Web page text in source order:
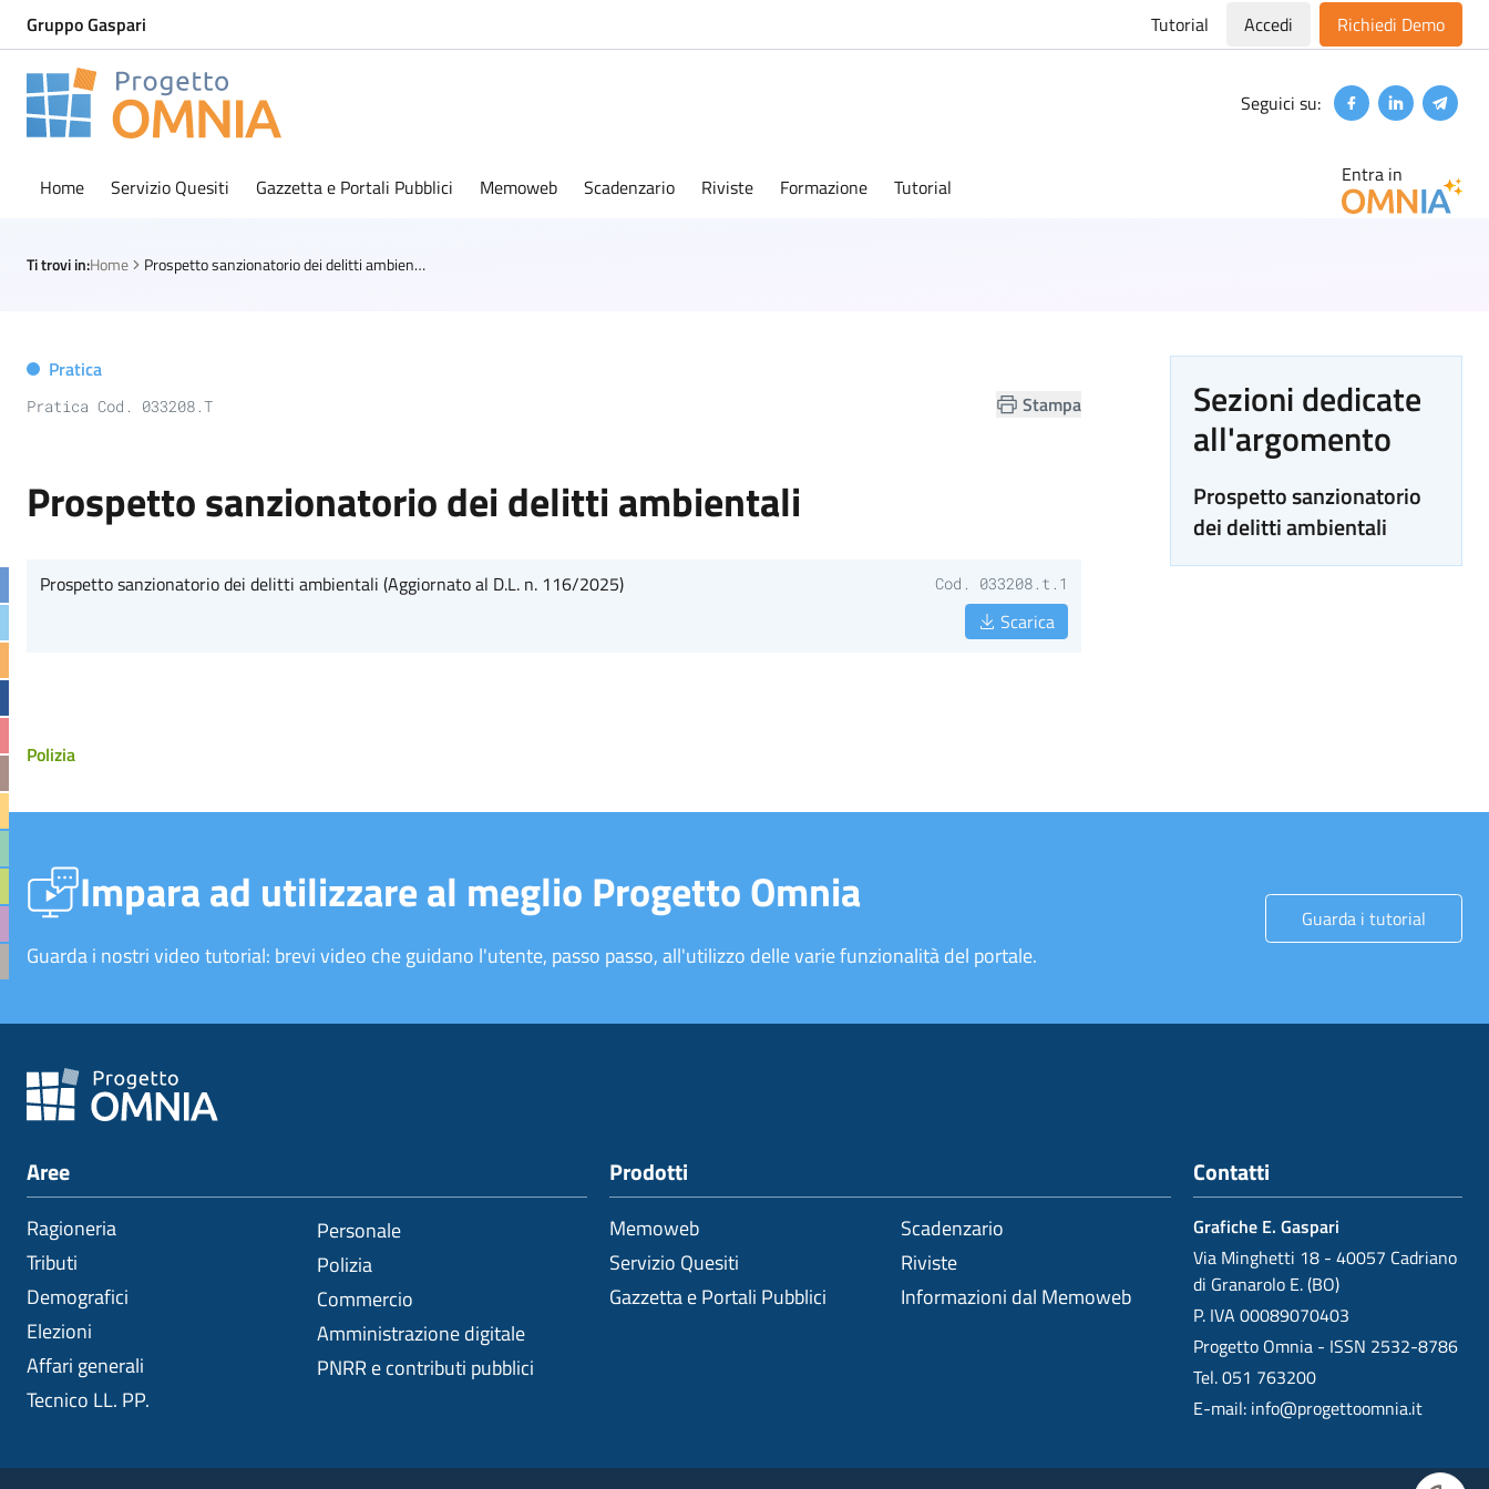
Gruppo Gaspari Tutorial Accedi Richiedi Demo
Progetto Omnia
Seguici su: FacebookLinkedin
Home Servizio Quesiti Gazzetta e Portali Pubblici Memoweb Scadenzario Riviste Formazione Tutorial Entra in
Ti trovi in:Home Prospetto sanzionatorio dei delitti ambientali
Pratica
Pratica Cod. 033208.T Stampa
Prospetto sanzionatorio dei delitti ambientali
Cod. 033208.t.1
Prospetto sanzionatorio dei delitti ambientali (Aggiornato al D.L. n. 116/2025)
Scarica
Sezioni dedicate
all'argomento
Prospetto sanzionatorio
dei delitti ambientali
Polizia
Impara ad utilizzare al meglio Progetto Omnia
Guarda i nostri video tutorial: brevi video che guidano l'utente, passo passo, all'utilizzo delle varie funzionalità del portale.
Guarda i tutorial
Aree
Ragioneria
Tributi
Demografici
Elezioni
Affari generali
Tecnico LL. PP.
Personale
Polizia
Commercio
Amministrazione digitale
PNRR e contributi pubblici
Prodotti
Memoweb
Servizio Quesiti
Gazzetta e Portali Pubblici
Scadenzario
Riviste
Informazioni dal Memoweb
Contatti
Grafiche E. Gaspari
Via Minghetti 18 - 40057 Cadriano
di Granarolo E. (BO)
P. IVA 00089070403
Progetto Omnia - ISSN 2532-8786
Tel. 051 763200
E-mail: info@progettoomnia.it